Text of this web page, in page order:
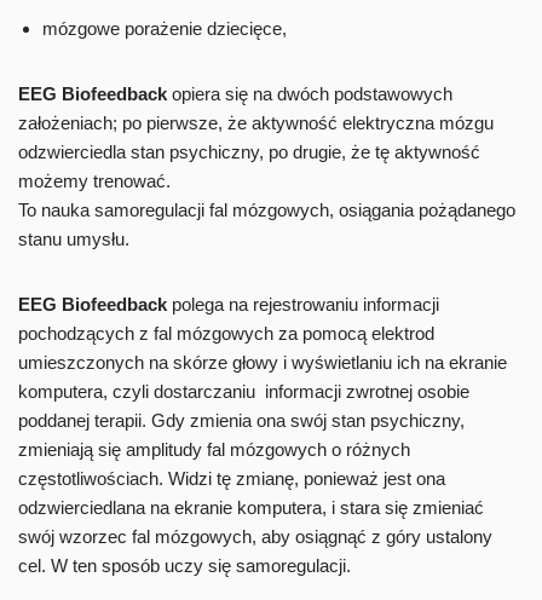
mózgowe porażenie dziecięce,
EEG Biofeedback opiera się na dwóch podstawowych
założeniach; po pierwsze, że aktywność elektryczna mózgu
odzwierciedla stan psychiczny, po drugie, że tę aktywność
możemy trenować.
To nauka samoregulacji fal mózgowych, osiągania pożądanego
stanu umysłu.
EEG Biofeedback polega na rejestrowaniu informacji
pochodzących z fal mózgowych za pomocą elektrod
umieszczonych na skórze głowy i wyświetlaniu ich na ekranie
komputera, czyli dostarczaniu informacji zwrotnej osobie
poddanej terapii. Gdy zmienia ona swój stan psychiczny,
zmieniają się amplitudy fal mózgowych o różnych
częstotliwościach. Widzi tę zmianę, ponieważ jest ona
odzwierciedlana na ekranie komputera, i stara się zmieniać
swój wzorzec fal mózgowych, aby osiągnąć z góry ustalony
cel. W ten sposób uczy się samoregulacji.